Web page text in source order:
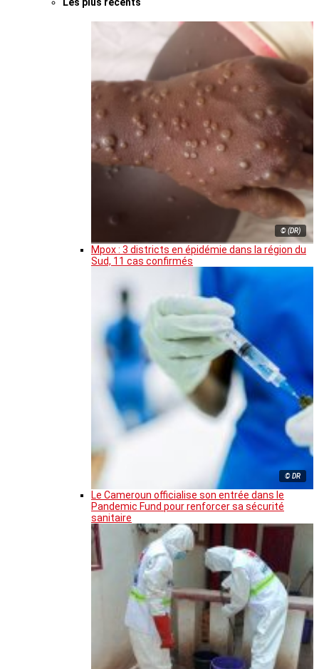
Les plus récents
© (DR)
Mpox : 3 districts en épidémie dans la région du
Sud, 11 cas confirmés
© DR
Le Cameroun officialise son entrée dans le
Pandemic Fund pour renforcer sa sécurité
sanitaire